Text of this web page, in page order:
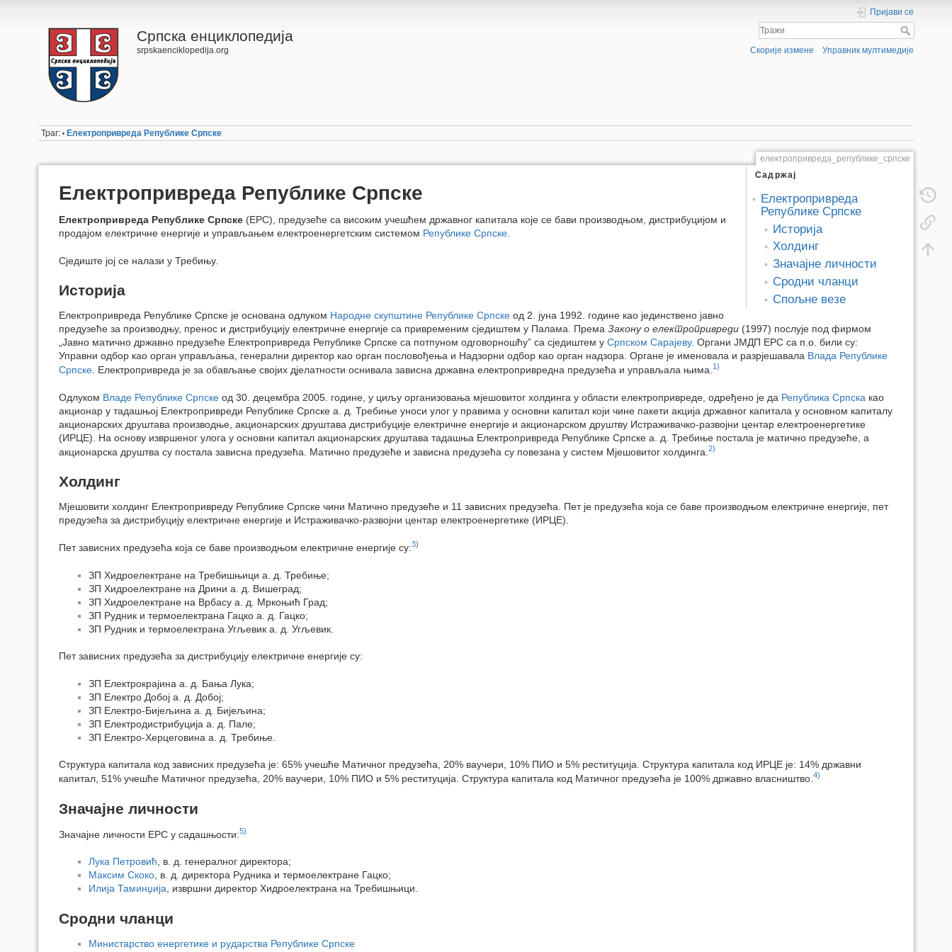
Српска енциклопедија
srpskaenciklopedija.org
Пријави се
Скорије измене Управник мултимедије
Траг: • Електропривреда Републике Српске
електропривреда_републике_српске
Садржај
Електропривреда
Републике Српске
Историја
Холдинг
Значајне личности
Сродни чланци
Спољне везе
Електропривреда Републике Српске
Електропривреда Републике Српске (ЕРС), предузеће са високим учешћем државног капитала које се бави производњом, дистрибуцијом и
продајом електричне енергије и управљањем електроенергетским системом Републике Српске.
Сједиште јој се налази у Требињу.
Историја
Електропривреда Републике Српске је основана одлуком Народне скупштине Републике Српске од 2. јуна 1992. године као јединствено јавно
предузеће за производњу, пренос и дистрибуцију електричне енергије са привременим сједиштем у Палама. Према Закону о електропривреди (1997) послује под фирмом
„Јавно матично државно предузеће Електропривреда Републике Српске са потпуном одговорношћу” са сједиштем у Српском Сарајеву. Органи ЈМДП ЕРС са п.о. били су:
Управни одбор као орган управљања, генерални директор као орган пословођења и Надзорни одбор као орган надзора. Органе је именовала и разрјешавала Влада Републике
Српске . Електропривреда је за обављање својих дјелатности оснивала зависна државна електропривредна предузећа и управљала њима. 1)
Одлуком Владе Републике Српске од 30. децембра 2005. године, у циљу организовања мјешовитог холдинга у области електропривреде, одређено је да Република Српска као
акционар у тадашњој Електропривреди Републике Српске а. д. Требиње уноси улог у правима у основни капитал који чине пакети акција државног капитала у основном капиталу
акционарских друштава производње, акционарских друштава дистрибуције електричне енергије и акционарском друштву Истраживачко-развојни центар електроенергетике
(ИРЦЕ). На основу извршеног улога у основни капитал акционарских друштава тадашња Електропривреда Републике Српске а. д. Требиње постала је матично предузеће, а
акционарска друштва су постала зависна предузећа. Матично предузеће и зависна предузећа су повезана у систем Мјешовитог холдинга. 2)
Холдинг
Мјешовити холдинг Електропривреду Републике Српске чини Матично предузеће и 11 зависних предузећа. Пет је предузећа која се баве производњом електричне енергије, пет
предузећа за дистрибуцију електричне енергије и Истраживачко-развојни центар електроенергетике (ИРЦЕ).
Пет зависних предузећа која се баве производњом електричне енергије су:3)
ЗП Хидроелектране на Требишњици а. д. Требиње;
ЗП Хидроелектране на Дрини а. д. Вишеград;
ЗП Хидроелектране на Врбасу а. д. Мркоњић Град;
ЗП Рудник и термоелектрана Гацко а. д. Гацко;
ЗП Рудник и термоелектрана Угљевик а. д. Угљевик.
Пет зависних предузећа за дистрибуцију електричне енергије су:
ЗП Електрокрајина а. д. Бања Лука;
ЗП Електро Добој а. д. Добој;
ЗП Електро-Бијељина а. д. Бијељина;
ЗП Електродистрибуција а. д. Пале;
ЗП Електро-Херцеговина а. д. Требиње.
Структура капитала код зависних предузећа је: 65% учешће Матичног предузећа, 20% ваучери, 10% ПИО и 5% реституција. Структура капитала код ИРЦЕ је: 14% државни
капитал, 51% учешће Матичног предузећа, 20% ваучери, 10% ПИО и 5% реституција. Структура капитала код Матичног предузећа је 100% државно власништво. 4)
Значајне личности
Значајне личности ЕРС у садашњости:5)
Лука Петровић , в. д. генералног директора;
Максим Скоко , в. д. директора Рудника и термоелектране Гацко;
Илија Таминџија , извршни директор Хидроелектрана на Требишњици.
Сродни чланци
Министарство енергетике и рударства Републике Српске